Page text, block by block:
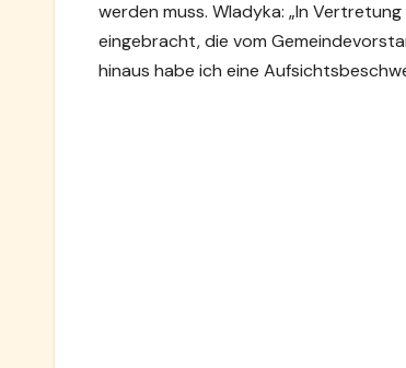
werden muss. Wladyka: „In
eingebracht, die vom
hinaus habe ich eine